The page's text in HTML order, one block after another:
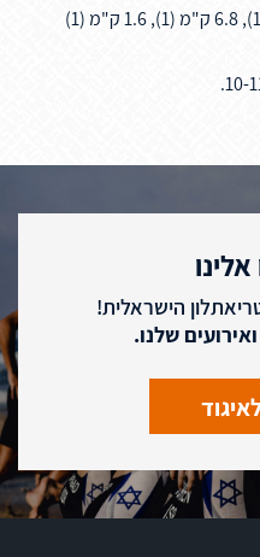
6.8 ק"מ (1), 1.6 ק"מ (1)
הישראלית!
שלנו.